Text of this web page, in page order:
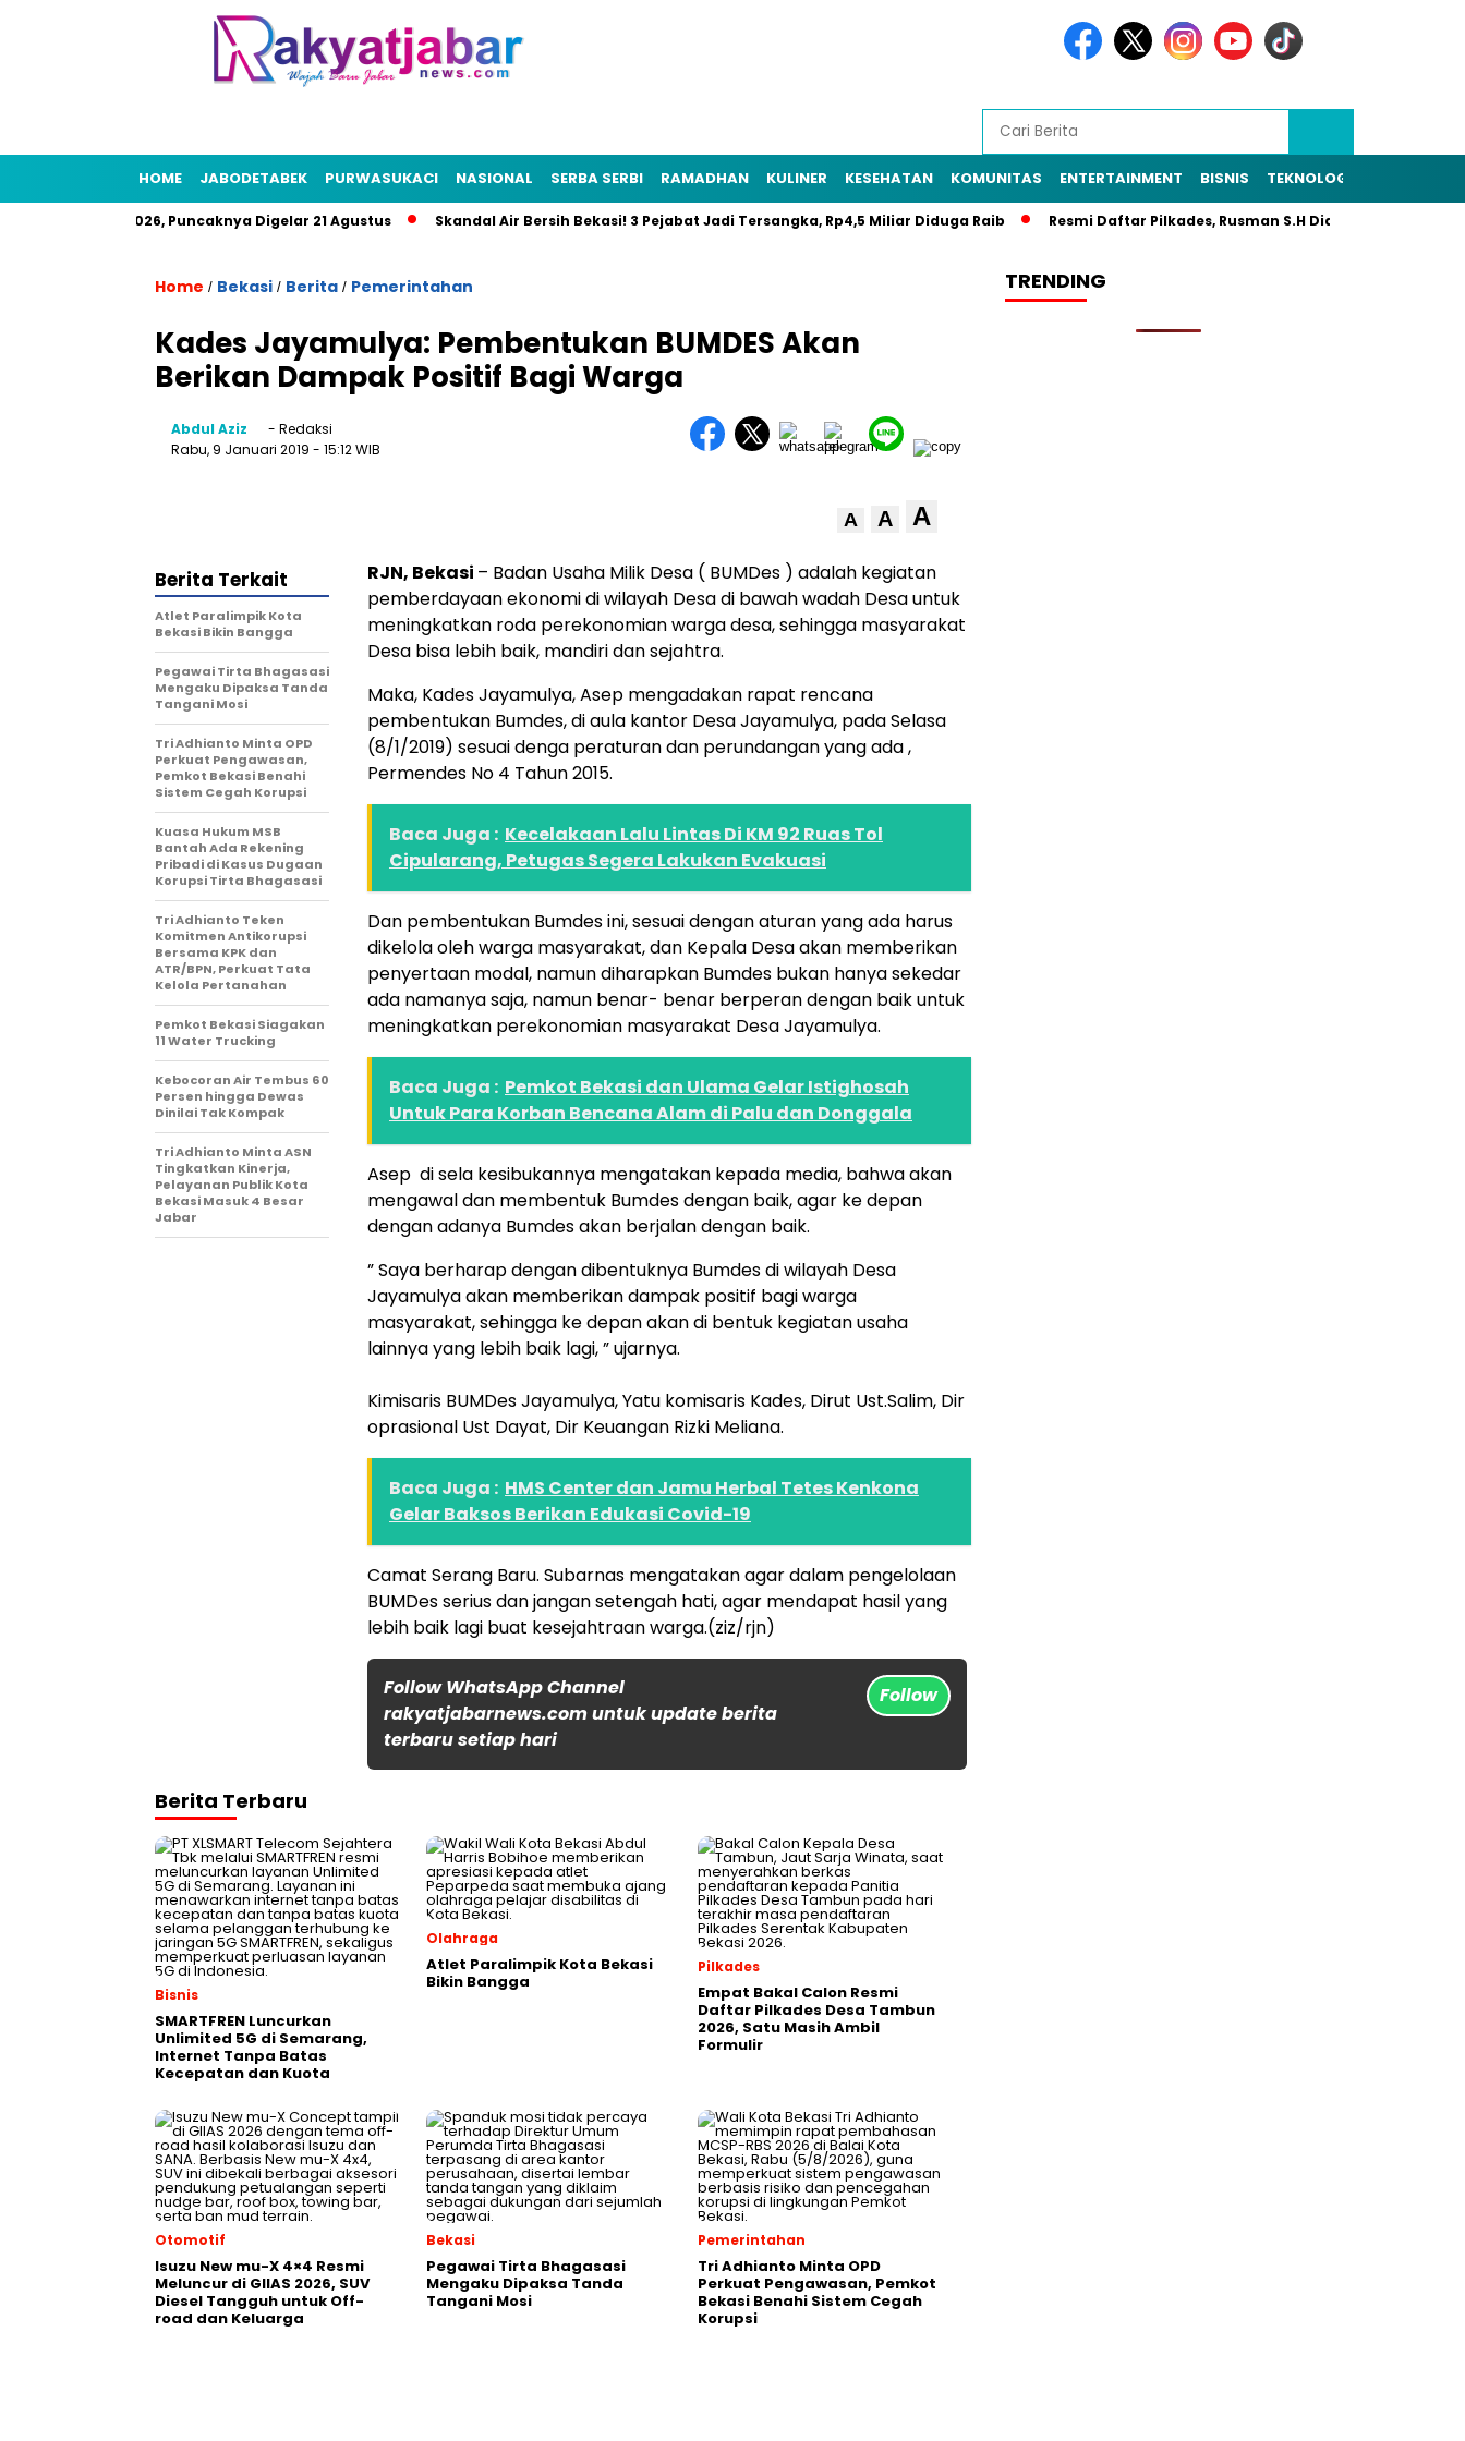
HOME JABODETABEK PURWASUKACI NASIONAL SERBA SERBI RAMADHAN KULINER KESEHATAN KOMUNITAS ENTERTAINMENT BISNIS TEKNOLOGI
HUT RI 2026, Puncaknya Digelar 21 Agustus Skandal Air Bersih Bekasi! 3 Pejabat Jadi Tersangka, Rp4,5 Miliar Diduga Raib Resmi Daftar Pilkades, Rusman S.H Diantar Sekitar 1.000
Home / Bekasi / Berita / Pemerintahan
Kades Jayamulya: Pembentukan BUMDES Akan
Berikan Dampak Positif Bagi Warga
Abdul Aziz
- Redaksi
Rabu, 9 Januari 2019 - 15:12 WIB
A A A
RJN, Bekasi – Badan Usaha Milik Desa ( BUMDes ) adalah kegiatan
pemberdayaan ekonomi di wilayah Desa di bawah wadah Desa untuk
meningkatkan roda perekonomian warga desa, sehingga masyarakat
Desa bisa lebih baik, mandiri dan sejahtra.
Maka, Kades Jayamulya, Asep mengadakan rapat rencana
pembentukan Bumdes, di aula kantor Desa Jayamulya, pada Selasa
(8/1/2019) sesuai denga peraturan dan perundangan yang ada ,
Permendes No 4 Tahun 2015.
Baca Juga : Kecelakaan Lalu Lintas Di KM 92 Ruas Tol
Cipularang, Petugas Segera Lakukan Evakuasi
Dan pembentukan Bumdes ini, sesuai dengan aturan yang ada harus
dikelola oleh warga masyarakat, dan Kepala Desa akan memberikan
penyertaan modal, namun diharapkan Bumdes bukan hanya sekedar
ada namanya saja, namun benar- benar berperan dengan baik untuk
meningkatkan perekonomian masyarakat Desa Jayamulya.
Baca Juga : Pemkot Bekasi dan Ulama Gelar Istighosah
Untuk Para Korban Bencana Alam di Palu dan Donggala
Asep di sela kesibukannya mengatakan kepada media, bahwa akan
mengawal dan membentuk Bumdes dengan baik, agar ke depan
dengan adanya Bumdes akan berjalan dengan baik.
” Saya berharap dengan dibentuknya Bumdes di wilayah Desa
Jayamulya akan memberikan dampak positif bagi warga
masyarakat, sehingga ke depan akan di bentuk kegiatan usaha
lainnya yang lebih baik lagi, ” ujarnya.
Kimisaris BUMDes Jayamulya, Yatu komisaris Kades, Dirut Ust.Salim, Dir
oprasional Ust Dayat, Dir Keuangan Rizki Meliana.
Baca Juga : HMS Center dan Jamu Herbal Tetes Kenkona
Gelar Baksos Berikan Edukasi Covid-19
Camat Serang Baru. Subarnas mengatakan agar dalam pengelolaan
BUMDes serius dan jangan setengah hati, agar mendapat hasil yang
lebih baik lagi buat kesejahtraan warga.(ziz/rjn)
Follow WhatsApp Channel
rakyatjabarnews.com untuk update berita
terbaru setiap hari
Follow
Berita Terkait
Atlet Paralimpik Kota
Bekasi Bikin Bangga
Pegawai Tirta Bhagasasi
Mengaku Dipaksa Tanda
Tangani Mosi
Tri Adhianto Minta OPD
Perkuat Pengawasan,
Pemkot Bekasi Benahi
Sistem Cegah Korupsi
Kuasa Hukum MSB
Bantah Ada Rekening
Pribadi di Kasus Dugaan
Korupsi Tirta Bhagasasi
Tri Adhianto Teken
Komitmen Antikorupsi
Bersama KPK dan
ATR/BPN, Perkuat Tata
Kelola Pertanahan
Pemkot Bekasi Siagakan
11 Water Trucking
Kebocoran Air Tembus 60
Persen hingga Dewas
Dinilai Tak Kompak
Tri Adhianto Minta ASN
Tingkatkan Kinerja,
Pelayanan Publik Kota
Bekasi Masuk 4 Besar
Jabar
Berita Terbaru
Bisnis
SMARTFREN Luncurkan
Unlimited 5G di Semarang,
Internet Tanpa Batas
Kecepatan dan Kuota
Olahraga
Atlet Paralimpik Kota Bekasi
Bikin Bangga
Pilkades
Empat Bakal Calon Resmi
Daftar Pilkades Desa Tambun
2026, Satu Masih Ambil
Formulir
Otomotif
Isuzu New mu-X 4×4 Resmi
Meluncur di GIIAS 2026, SUV
Diesel Tangguh untuk Off-
road dan Keluarga
Bekasi
Pegawai Tirta Bhagasasi
Mengaku Dipaksa Tanda
Tangani Mosi
Pemerintahan
Tri Adhianto Minta OPD
Perkuat Pengawasan, Pemkot
Bekasi Benahi Sistem Cegah
Korupsi
TRENDING